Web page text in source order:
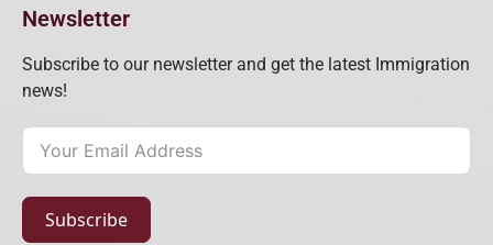
Newsletter
Subscribe to our newsletter and get the latest Immigration
news!
Subscribe